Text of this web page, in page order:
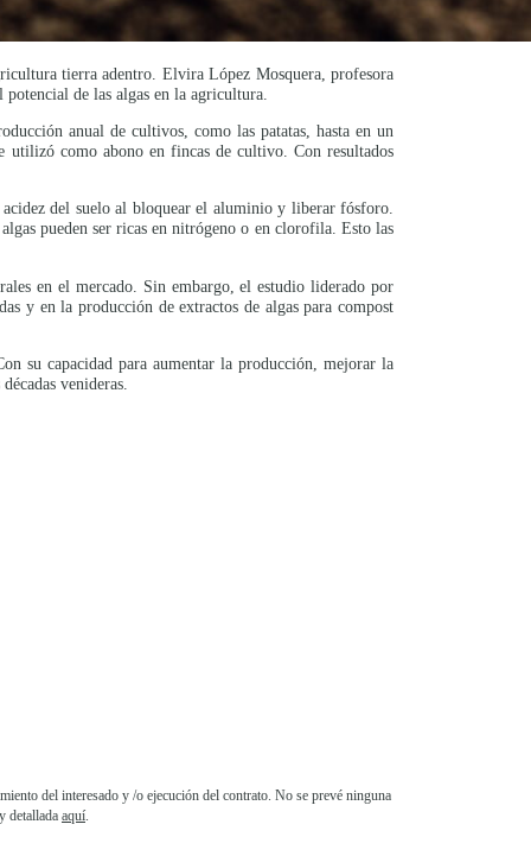
tierra adentro. Elvira López Mosquera, profesora
de las algas en la agricultura.
anual de cultivos, como las patatas, hasta en un
utilizó como abono en fincas de cultivo. Con resultados
del suelo al bloquear el aluminio y liberar fósforo.
pueden ser ricas en nitrógeno o en clorofila. Esto las
en el mercado. Sin embargo, el estudio liderado por
y en la producción de extractos de algas para compost
su capacidad para aumentar la producción, mejorar la
venideras.
del interesado y /o ejecución del contrato. No se prevé ninguna
detallada aquí.